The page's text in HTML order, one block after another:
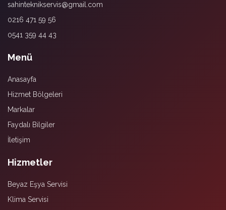
sahinteknikservis@gmail.com
0216 471 59 56
0541 359 44 43
Menü
Anasayfa
Hizmet Bölgeleri
Markalar
Faydalı Bilgiler
İletişim
Hizmetler
Beyaz Eşya Servisi
Klima Servisi